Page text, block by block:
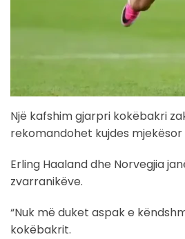
Një kafshim gjarpri kokëbakri
rekomandohet kujdes
Erling Haaland dhe Norvegjia
zvarranikëve.
“Nuk më duket aspak e
kokëbakrit.